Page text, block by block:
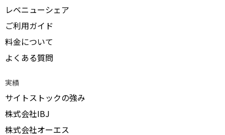
レベニューシェア
ご利用ガイド
料金について
よくある質問
実績
サイトストックの強み
株式会社IBJ
株式会社オーエス